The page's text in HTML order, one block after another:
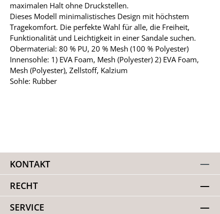
maximalen Halt ohne Druckstellen.
Dieses Modell minimalistisches Design mit höchstem
Tragekomfort. Die perfekte Wahl für alle, die Freiheit,
Funktionalität und Leichtigkeit in einer Sandale suchen.
Obermaterial: 80 % PU, 20 % Mesh (100 % Polyester)
Innensohle: 1) EVA Foam, Mesh (Polyester) 2) EVA Foam,
Mesh (Polyester), Zellstoff, Kalzium
Sohle: Rubber
KONTAKT
RECHT
SERVICE